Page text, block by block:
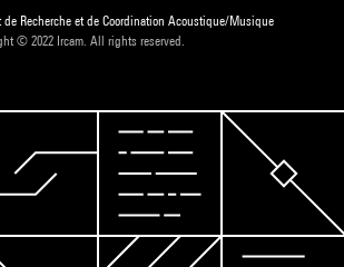
Recherche et de Coordination Acoustique/Musique
© 2022 Ircam. All rights reserved.